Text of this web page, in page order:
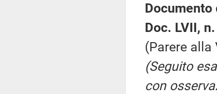
Documento
Doc. LVII,
(Parere alla
(Seguito
con